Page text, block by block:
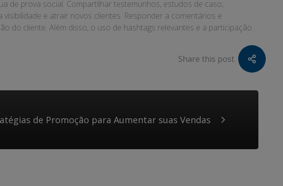
de prova social. Compartilhar testemunhos, estudos de caso,
e atrair novos clientes. Responder a comentários e
do cliente. Além disso, o uso de hashtags relevantes e a participação
Share this post
de Promoção para Aumentar suas Vendas